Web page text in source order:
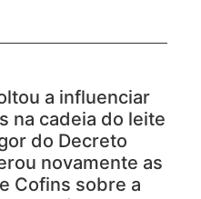
a influenciar
na cadeia do leite
do Decreto
novamente as
Cofins sobre a